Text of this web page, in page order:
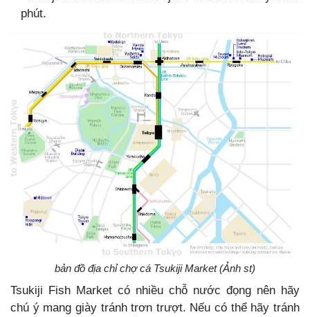
phút.
bản đồ địa chỉ chợ cá Tsukiji Market(Ảnh st)
Tsukiji Fish Market có nhiều chỗ nước đọng nên hãy
chú ý mang giày tránh trơn trượt. Nếu có thể hãy tránh